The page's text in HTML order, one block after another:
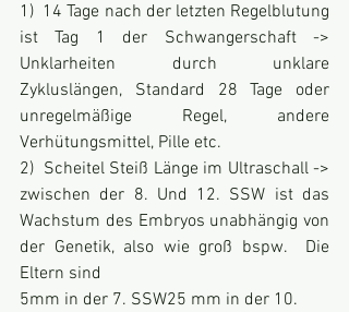
1)  14 Tage nach der letzten Regelblutung
ist Tag 1 der Schwangerschaft ->
Unklarheiten durch unklare
Zykluslängen, Standard 28 Tage oder
unregelmäßige Regel, andere
Verhütungsmittel, Pille etc.
2)  Scheitel Steiß Länge im Ultraschall ->
zwischen der 8. Und 12. SSW ist das
Wachstum des Embryos unabhängig von
der Genetik, also wie groß bspw.  Die
Eltern sind
5mm in der 7. SSW25 mm in der 10.